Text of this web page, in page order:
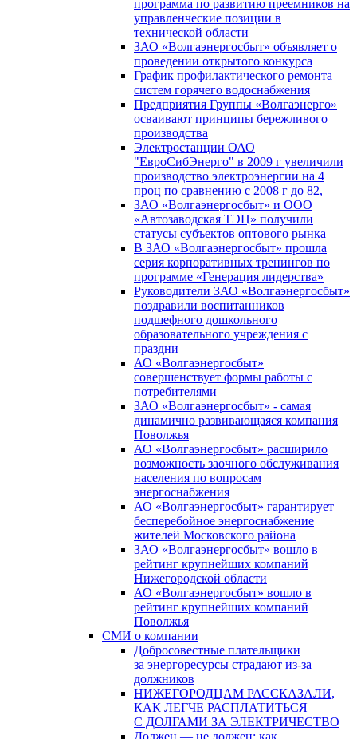
программа по развитию преемников на
управленческие позиции в
технической области
ЗАО «Волгаэнергосбыт» объявляет о
проведении открытого конкурса
График профилактического ремонта
систем горячего водоснабжения
Предприятия Группы «Волгаэнерго»
осваивают принципы бережливого
производства
Электростанции ОАО
"ЕвроСибЭнерго" в 2009 г увеличили
производство электроэнергии на 4
проц по сравнению с 2008 г до 82,
ЗАО «Волгаэнергосбыт» и ООО
«Автозаводская ТЭЦ» получили
статусы субъектов оптового рынка
В ЗАО «Волгаэнергосбыт» прошла
серия корпоративных тренингов по
программе «Генерация лидерства»
Руководители ЗАО «Волгаэнергосбыт»
поздравили воспитанников
подшефного дошкольного
образовательного учреждения с
праздни
АО «Волгаэнергосбыт»
совершенствует формы работы с
потребителями
ЗАО «Волгаэнергосбыт» - самая
динамично развивающаяся компания
Поволжья
АО «Волгаэнергосбыт» расширило
возможность заочного обслуживания
населения по вопросам
энергоснабжения
АО «Волгаэнергосбыт» гарантирует
бесперебойное энергоснабжение
жителей Московского района
ЗАО «Волгаэнергосбыт» вошло в
рейтинг крупнейших компаний
Нижегородской области
АО «Волгаэнергосбыт» вошло в
рейтинг крупнейших компаний
Поволжья
СМИ о компании
Добросовестные плательщики
за энергоресурсы страдают из-за
должников
НИЖЕГОРОДЦАМ РАССКАЗАЛИ,
КАК ЛЕГЧЕ РАСПЛАТИТЬСЯ
С ДОЛГАМИ ЗА ЭЛЕКТРИЧЕСТВО